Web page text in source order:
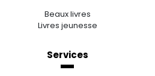
Beaux livres
Livres jeunesse
Services